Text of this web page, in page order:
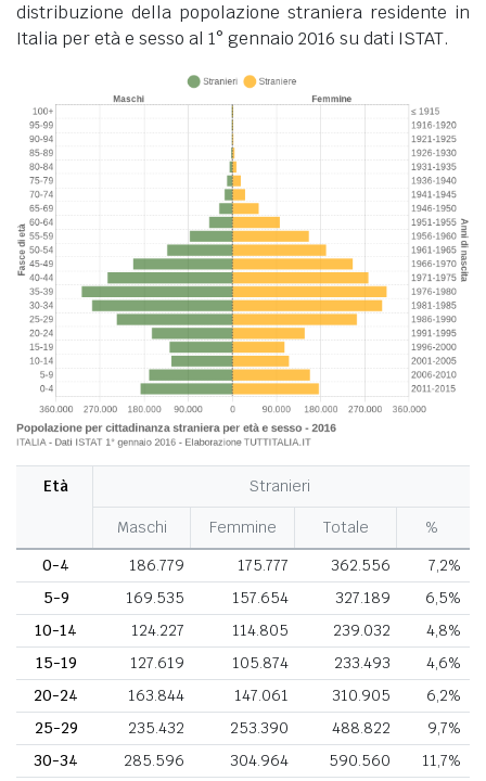
distribuzione della popolazione straniera residente in
Italia per età e sesso al 1° gennaio 2016 su dati ISTAT.
Età Stranieri
Maschi Femmine Totale
%
0-4
186.779 175.777 362.556
7,2%
5-9
169.535 157.654 327.189
6,5%
10-14
124.227 114.805 239.032
4,8%
15-19
127.619 105.874 233.493
4,6%
20-24
163.844 147.061 310.905
6,2%
25-29
235.432 253.390 488.822
9,7%
30-34
285.596 304.964 590.560
11,7%